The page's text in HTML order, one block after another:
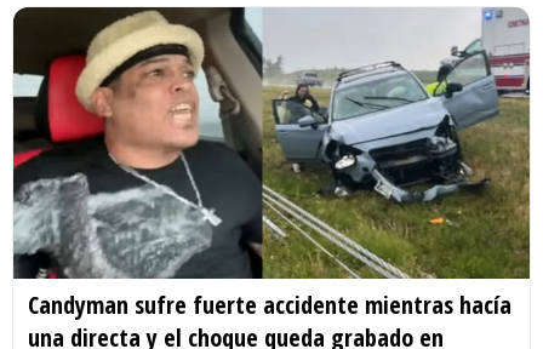
Candyman sufre fuerte accidente mientras hacía
una directa y el choque queda grabado en